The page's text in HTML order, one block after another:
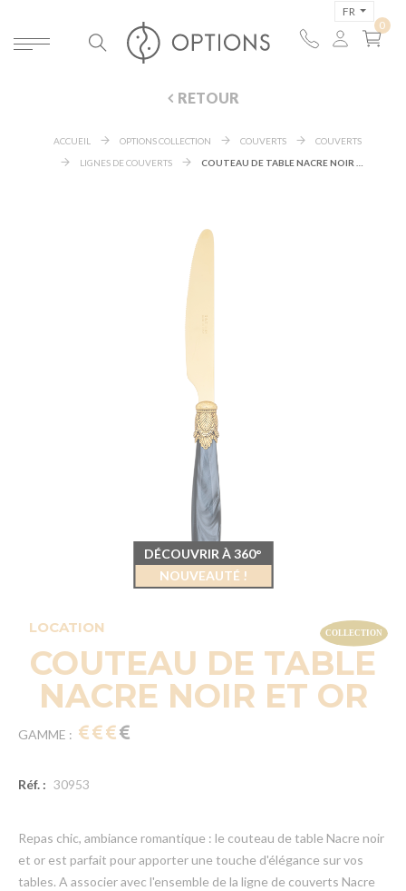
FR
RETOUR
ACCUEIL OPTIONS COLLECTION COUVERTS
COUVERTS
LIGNES DE COUVERTS
LOCATION
COUTEAU DE TABLE
NACRE NOIR ET OR
GAMME :
Réf. : 30953
Repas chic, ambiance romantique : le couteau de table Nacre noir
et or est parfait pour apporter une touche d'élégance sur vos
tables. A associer avec l'ensemble de la ligne de couverts Nacre
DÉCOUVRIR À 360°
NOUVEAUTÉ !